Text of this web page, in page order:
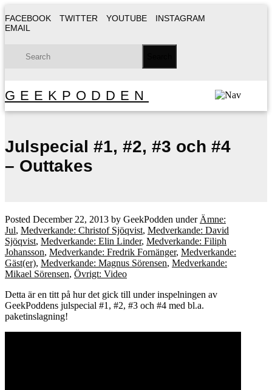
FACEBOOK TWITTER YOUTUBE
INSTAGRAM
EMAIL
GEEKPODDEN
Julspecial #1, #2, #3 och #4
– Outtakes
Posted December 22, 2013 by GeekPodden under Ämne:
Jul, Medverkande: Christof Sjöqvist, Medverkande: David
Sjöqvist, Medverkande: Elin Linder, Medverkande: Filiph
Johansson, Medverkande: Fredrik Fornänger, Medverkande:
Gäst(er), Medverkande: Magnus Sörensen, Medverkande:
Mikael Sörensen, Övrigt: Video
Detta är en titt på hur det gick till under inspelningen av
GeekPoddens julspecial #1, #2, #3 och #4 med bl.a.
paketinslagning!